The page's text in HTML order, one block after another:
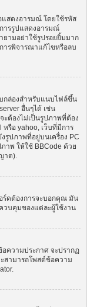
แสดงอารมณ์ โดยใช้รหัส
ารรูปแสดงอารมณ์
ามอย่าใช้รูปรอยยิ้มมาก
ารพิจารณาแก้ไขหรือลบ
ล่องสำหรับแนบไฟล์ขึ้น
อื่นๆได้ เช่น
ะต้องไม่เป็นรูปภาพที่ต้อง
รือ yahoo, เว็บที่มีการ
รูปภาพที่อยู่บนเครื่อง PC
าพ ให้ใช้ BBCode ด้วย
าต).
ดต้องการจะบอกคุณ มัน
วบคุมของแต่ละผู้ใช้งาน
ความประกาศ จะปรากฏ
สามารถโพสต์ข้อความ